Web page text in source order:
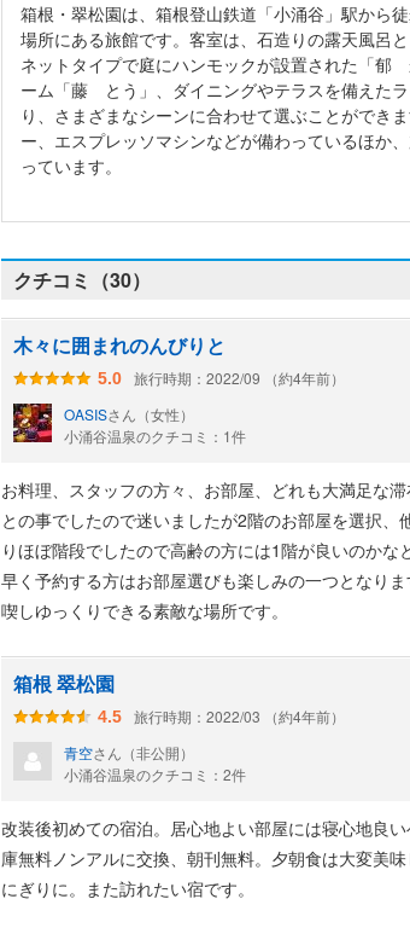
箱根・翠松園は、箱根登山鉄道「小涌谷」駅から
場所にある旅館です。客室は、石造りの露天風
ネットタイプで庭にハンモックが設置された「
ーム「藤 とう」、ダイニングやテラスを備えた
り、さまざまなシーンに合わせて選ぶことができ
ー、エスプレッソマシンなどが備わっているほか
っています。
クチコミ（30）
木々に囲まれのんびりと
5.0
旅行時期：2022/09 （約4年前）
OASISさん（女性）
小涌谷温泉のクチコミ：1件
お料理、スタッフの方々、お部屋、どれも大満足な
との事でしたので迷いましたが2階のお部屋を選択
りほぼ階段でしたので高齢の方には1階が良いのかな
早く予約する方はお部屋選びも楽しみの一つとなり
喫しゆっくりできる素敵な場所です。
箱根 翠松園
4.5
旅行時期：2022/03 （約4年前）
青空さん（非公開）
小涌谷温泉のクチコミ：2件
改装後初めての宿泊。居心地よい部屋には寝心地良
庫無料ノンアルに交換、朝刊無料。夕朝食は大変美
にぎりに。また訪れたい宿です。